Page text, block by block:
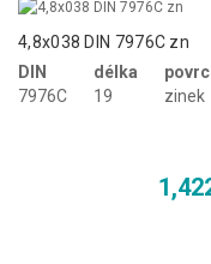
4,8x038 DIN 7976C zn
DIN
7976C
délka
19
zinek